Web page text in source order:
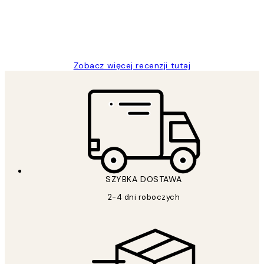
Zobacz więcej recenzji tutaj
SZYBKA DOSTAWA
2-4 dni roboczych